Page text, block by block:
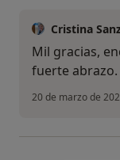
Cristina
Mil gracias,
fuerte abrazo.
20 de marzo de